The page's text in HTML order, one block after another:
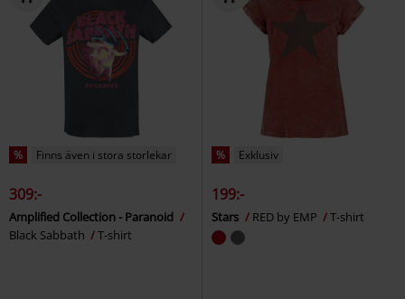
% Finns även i stora storlekar
309:-
Amplified Collection - Paranoid
Black Sabbath
T-shirt
% Exklusiv
199:-
Stars RED by EMP T-shirt